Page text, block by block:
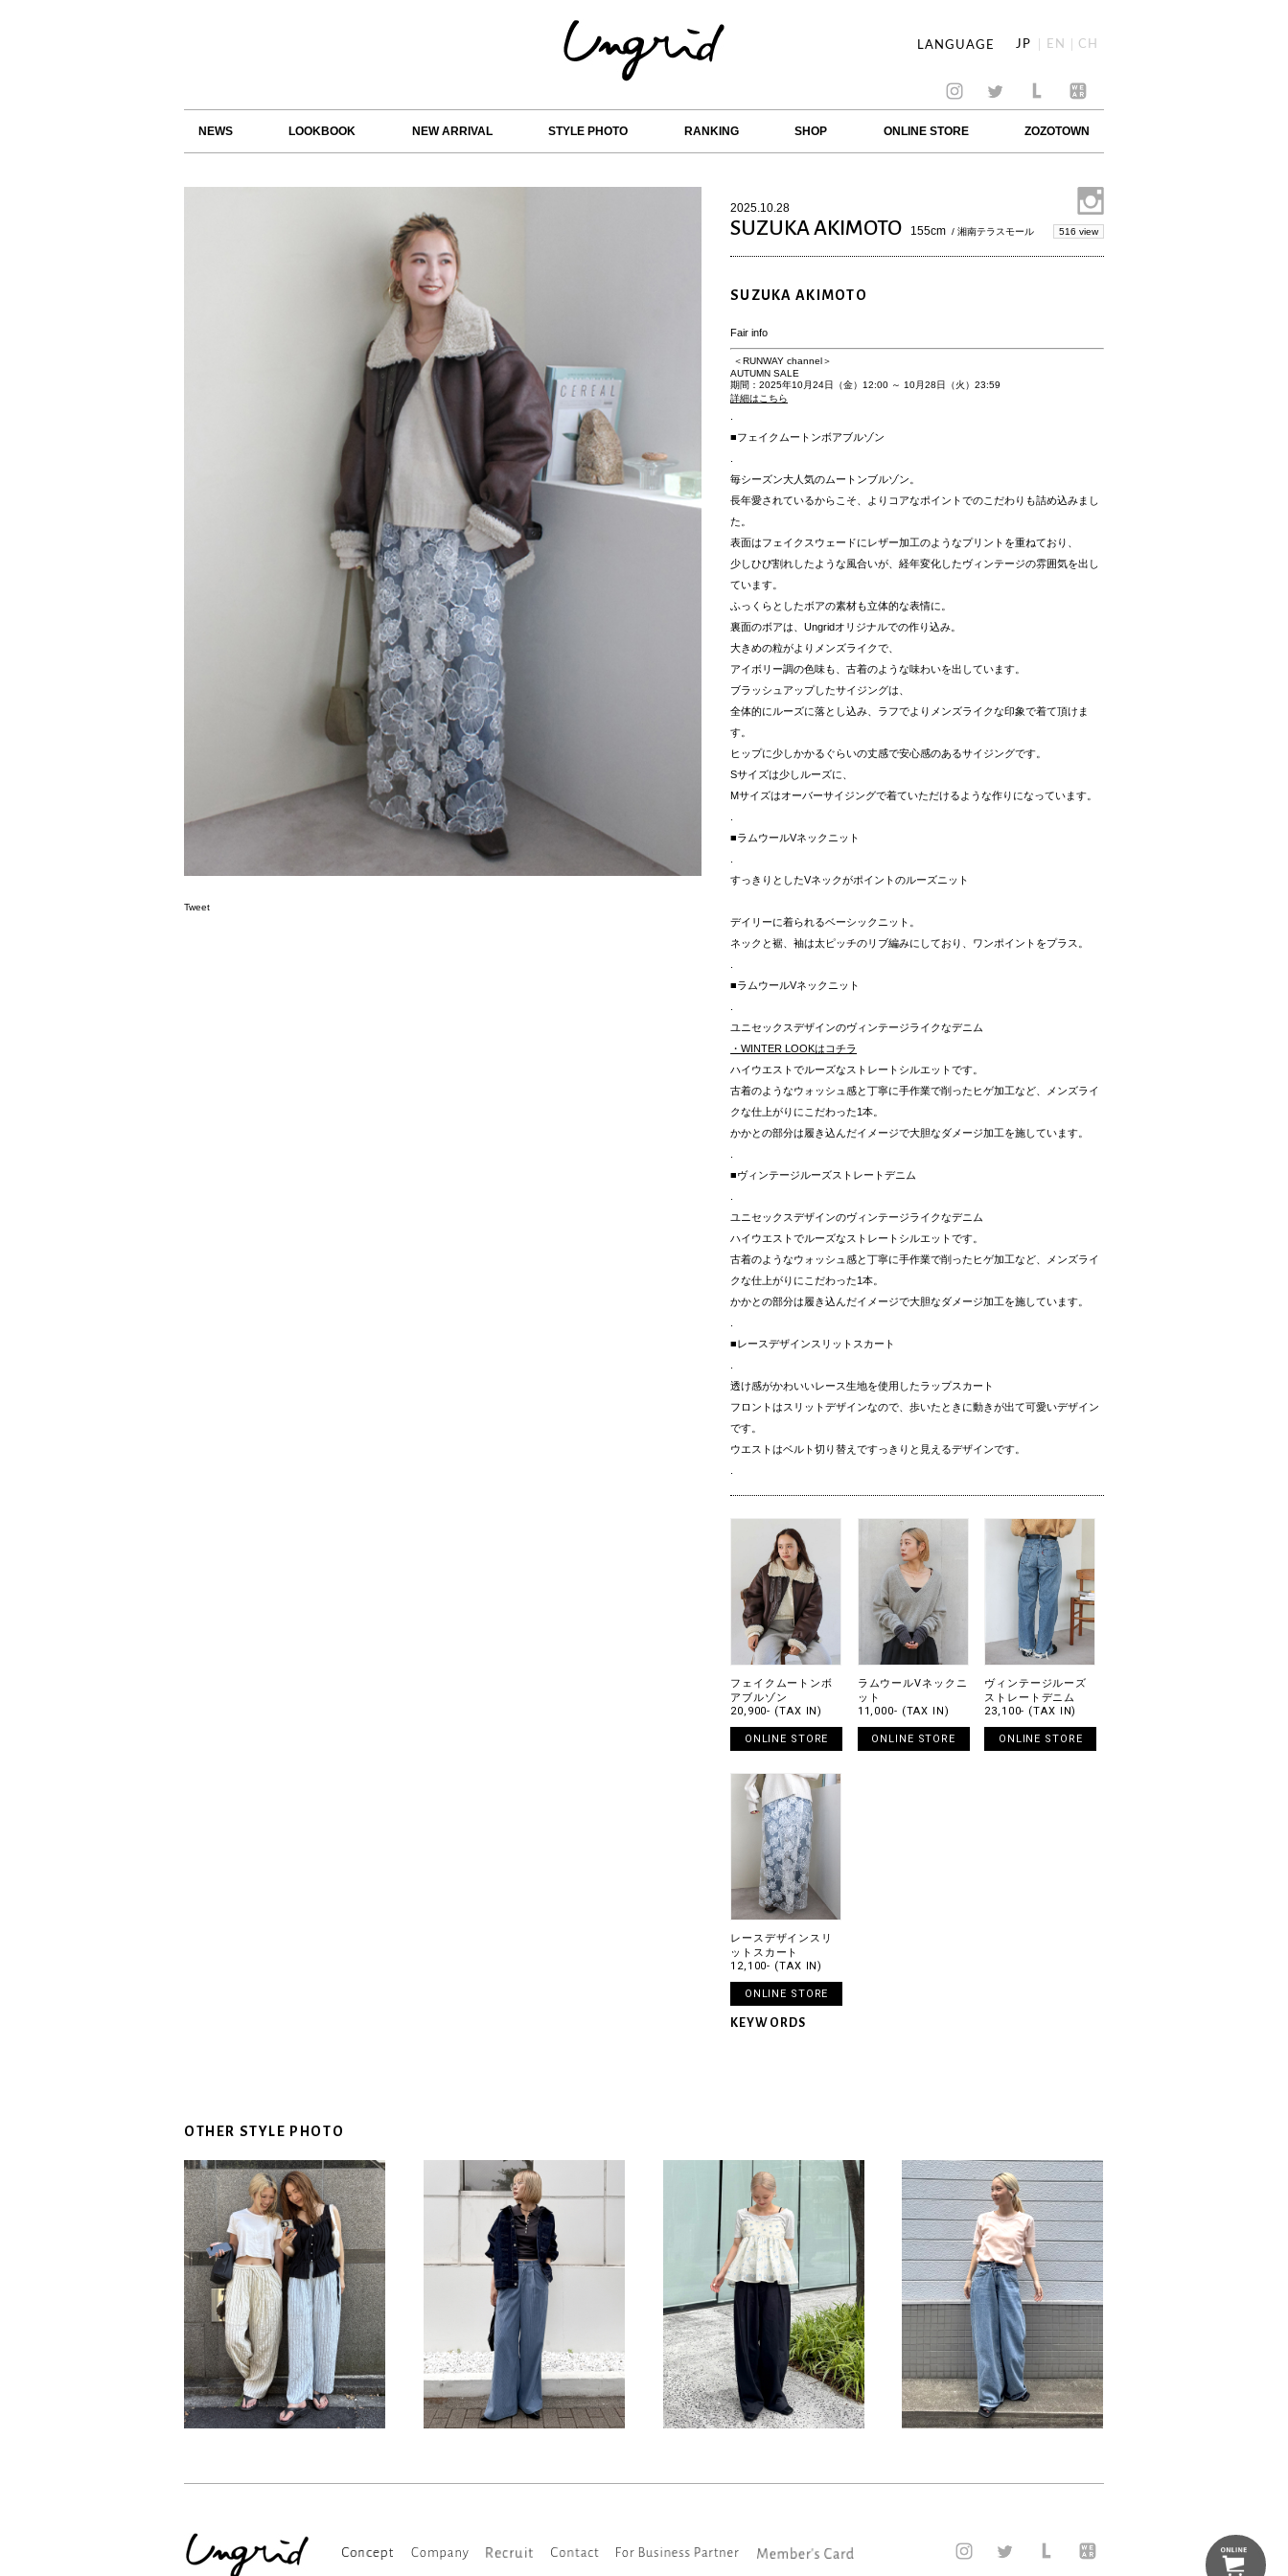
LANGUAGE JP EN CH
NEWS LOOKBOOK NEW ARRIVAL STYLE PHOTO RANKING SHOP ONLINE STORE ZOZOTOWN
Tweet
2025.10.28
SUZUKA AKIMOTO 155cm / 湘南テラスモール 516 view
SUZUKA AKIMOTO
Fair info
＜RUNWAY channel＞
AUTUMN SALE
期間：2025年10月24日（金）12:00 ～ 10月28日（火）23:59
詳細はこちら
■フェイクムートンボアブルゾン
毎シーズン大人気のムートンブルゾン。
長年愛されているからこそ、よりコアなポイントでのこだわりも詰め込みまし
た。
表面はフェイクスウェードにレザー加工のようなプリントを重ねており、
少しひび割れしたような風合いが、経年変化したヴィンテージの雰囲気を出し
ています。
ふっくらとしたボアの素材も立体的な表情に。
裏面のボアは、Ungridオリジナルでの作り込み。
大きめの粒がよりメンズライクで、
アイボリー調の色味も、古着のような味わいを出しています。
ブラッシュアップしたサイジングは、
全体的にルーズに落とし込み、ラフでよりメンズライクな印象で着て頂けま
す。
ヒップに少しかかるぐらいの丈感で安心感のあるサイジングです。
Sサイズは少しルーズに、
Mサイズはオーバーサイジングで着ていただけるような作りになっています。
■ラムウールVネックニット
すっきりとしたVネックがポイントのルーズニット
デイリーに着られるベーシックニット。
ネックと裾、袖は太ピッチのリブ編みにしており、ワンポイントをプラス。
■ラムウールVネックニット
ユニセックスデザインのヴィンテージライクなデニム
・WINTER LOOKはコチラ
ハイウエストでルーズなストレートシルエットです。
古着のようなウォッシュ感と丁寧に手作業で削ったヒゲ加工など、メンズライ
クな仕上がりにこだわった1本。
かかとの部分は履き込んだイメージで大胆なダメージ加工を施しています。
■ヴィンテージルーズストレートデニム
ユニセックスデザインのヴィンテージライクなデニム
ハイウエストでルーズなストレートシルエットです。
古着のようなウォッシュ感と丁寧に手作業で削ったヒゲ加工など、メンズライ
クな仕上がりにこだわった1本。
かかとの部分は履き込んだイメージで大胆なダメージ加工を施しています。
■レースデザインスリットスカート
透け感がかわいいレース生地を使用したラップスカート
フロントはスリットデザインなので、歩いたときに動きが出て可愛いデザイン
です。
ウエストはベルト切り替えですっきりと見えるデザインです。
フェイクムートンボ
アブルゾン
20,900- (TAX IN)
ONLINE STORE
ラムウールVネックニ
ット
11,000- (TAX IN)
ONLINE STORE
ヴィンテージルーズ
ストレートデニム
23,100- (TAX IN)
ONLINE STORE
レースデザインスリ
ットスカート
12,100- (TAX IN)
ONLINE STORE
KEYWORDS
OTHER STYLE PHOTO